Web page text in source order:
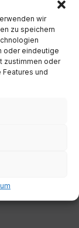
wir
zu speichern
oder eindeutige
zustimmen oder
und